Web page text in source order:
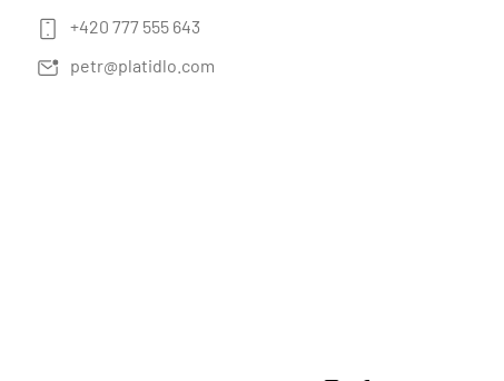
+420 777 555 643
petr@platidlo.com